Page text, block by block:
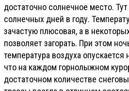
достаточно солнечное место.
солнечных дней в году.
зачастую плюсовая, а в
позволяет загорать. При этом
температура воздуха
что на каждом горнолыжном
достаточном количестве